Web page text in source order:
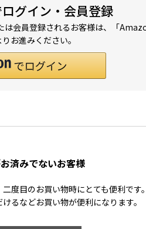
グイン・会員登録
会員登録されるお客様は、「
お進みください。
済みでないお客様
度目のお買い物時にとても便利です
るなどお買い物が便利になります。